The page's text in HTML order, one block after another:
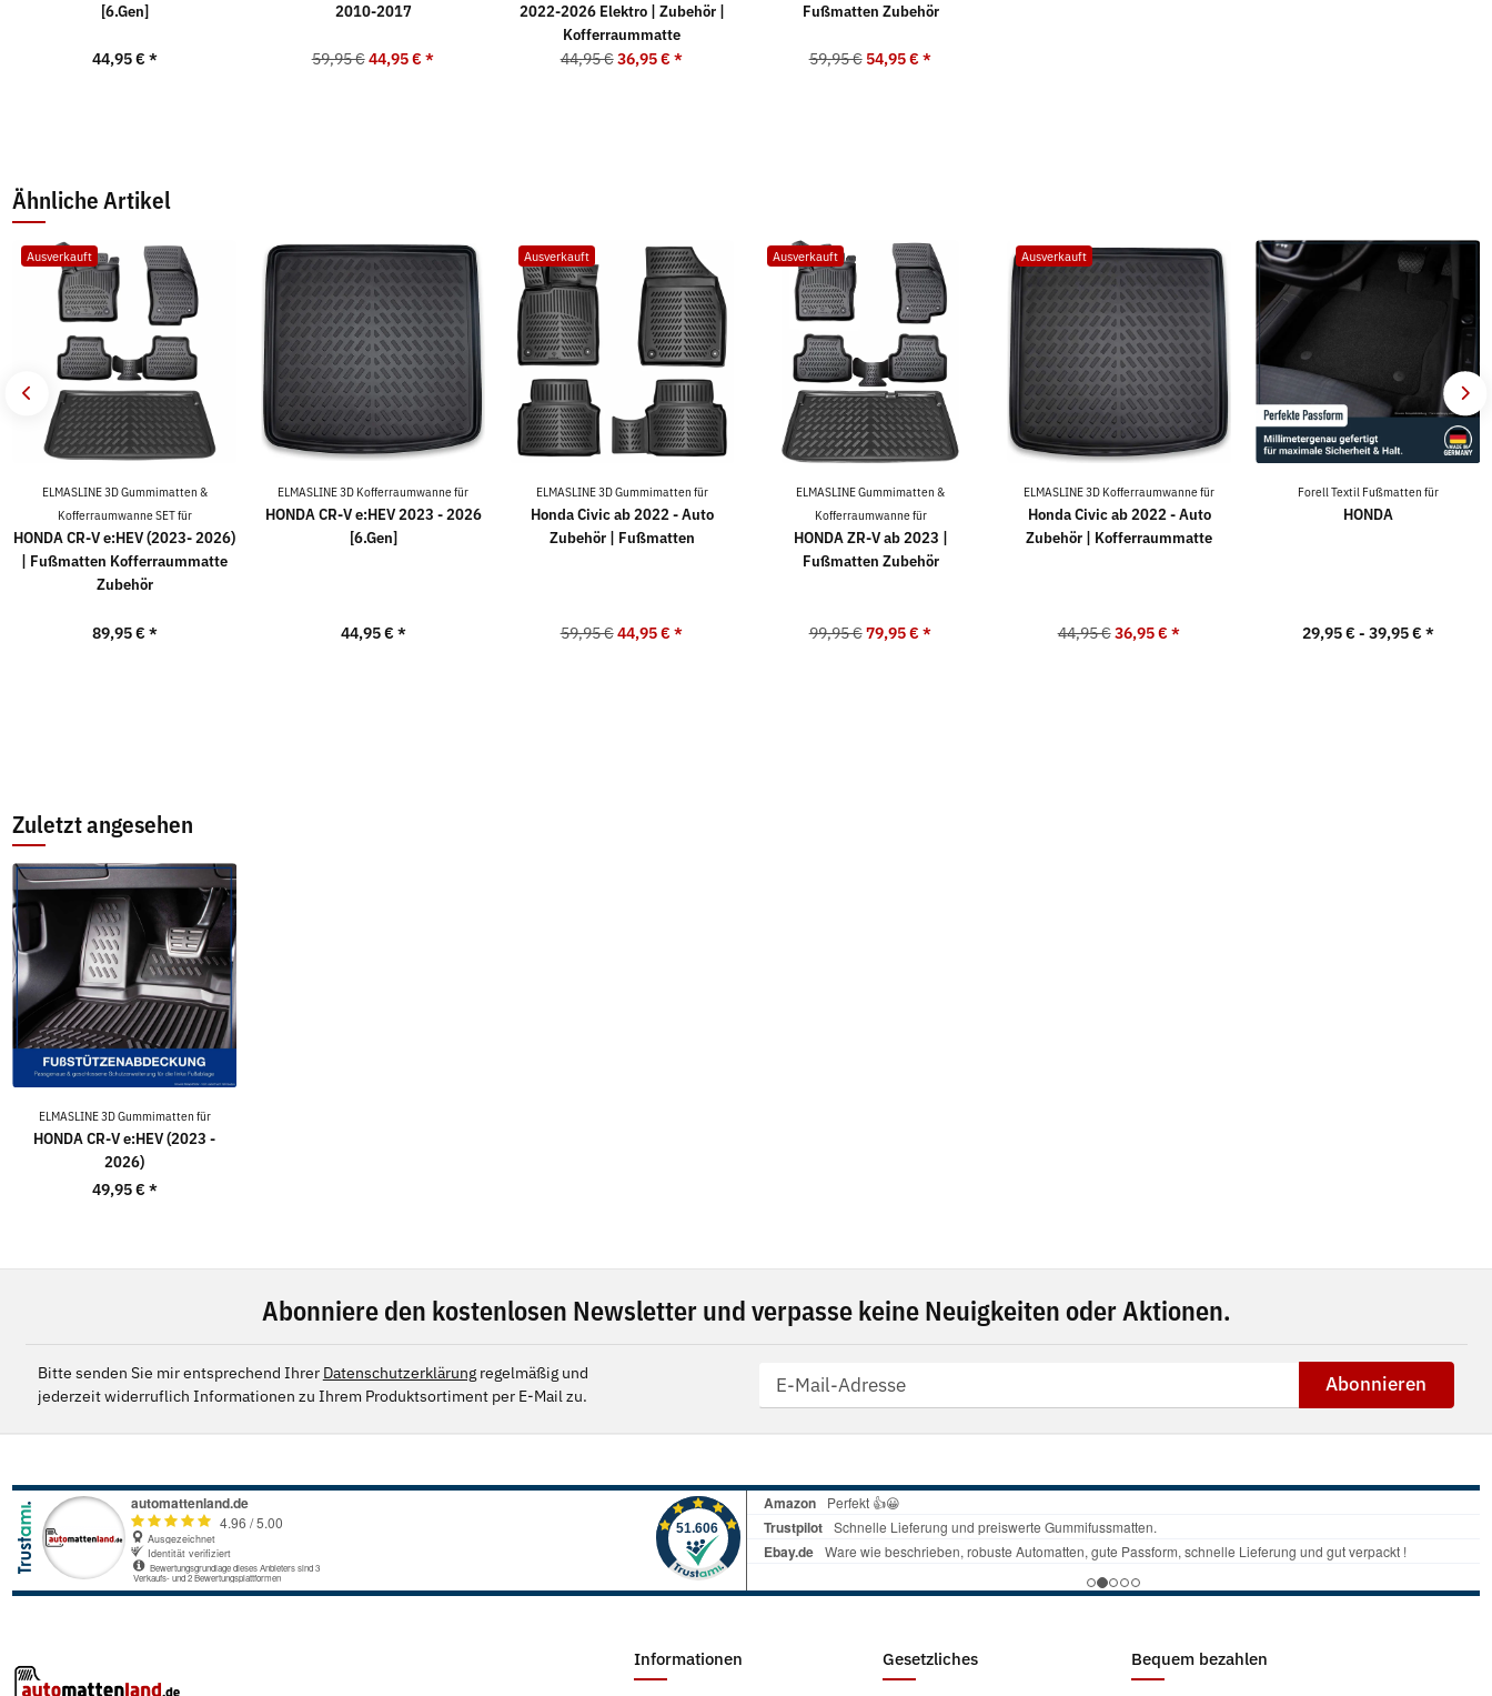
[6.Gen]
44,95 € *
2010-2017
59,95 € 44,95 €*
2022-2026 Elektro | Zubehör |
Kofferraummatte
44,95 € 36,95 €*
Fußmatten Zubehör
59,95 € 54,95 €*
Ähnliche Artikel
Ausverkauft
ELMASLINE 3D Gummimatten &
Kofferraumwanne SET für
HONDA CR-V e:HEV (2023- 2026)
| Fußmatten Kofferraummatte
Zubehör
89,95 € *
ELMASLINE 3D Kofferraumwanne für
HONDA CR-V e:HEV 2023 - 2026
[6.Gen]
44,95 € *
Ausverkauft
ELMASLINE 3D Gummimatten für
Honda Civic ab 2022 - Auto
Zubehör | Fußmatten
59,95 € 44,95 €*
Ausverkauft
ELMASLINE Gummimatten &
Kofferraumwanne für
HONDA ZR-V ab 2023 |
Fußmatten Zubehör
99,95 € 79,95 €*
Ausverkauft
ELMASLINE 3D Kofferraumwanne für
Honda Civic ab 2022 - Auto
Zubehör | Kofferraummatte
44,95 € 36,95 €*
Forell Textil Fußmatten für
HONDA
29,95 € - 39,95 € *
Zuletzt angesehen
ELMASLINE 3D Gummimatten für
HONDA CR-V e:HEV (2023 -
2026)
49,95 € *
Abonniere den kostenlosen Newsletter und verpasse keine Neuigkeiten oder Aktionen.
Bitte senden Sie mir entsprechend Ihrer Datenschutzerklärungregelmäßig und
jederzeit widerruflich Informationen zu Ihrem Produktsortiment per E-Mail zu.
Abonnieren
Informationen Gesetzliches Bequem bezahlen